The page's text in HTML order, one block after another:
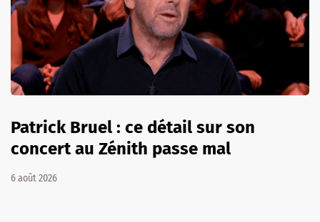
Patrick Bruel : ce détail sur son
concert au Zénith passe mal
6 août 2026